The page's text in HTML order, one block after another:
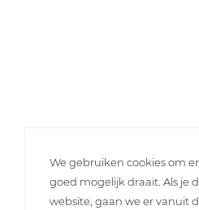
We gebruiken cookies om
goed mogelijk draait. Als je
website, gaan we er vanuit